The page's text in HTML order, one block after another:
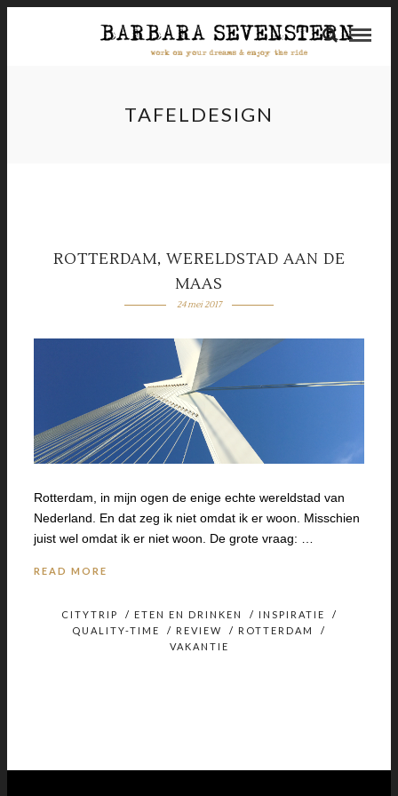
TAFELDESIGN
ROTTERDAM, WERELDSTAD AAN DE
MAAS
24 mei 2017
Rotterdam, in mijn ogen de enige echte wereldstad van
Nederland. En dat zeg ik niet omdat ik er woon. Misschien
juist wel omdat ik er niet woon. De grote vraag: …
READ MORE
CITYTRIP / ETEN EN DRINKEN / INSPIRATIE
/
QUALITY-TIME
/ REVIEW / ROTTERDAM
/
VAKANTIE